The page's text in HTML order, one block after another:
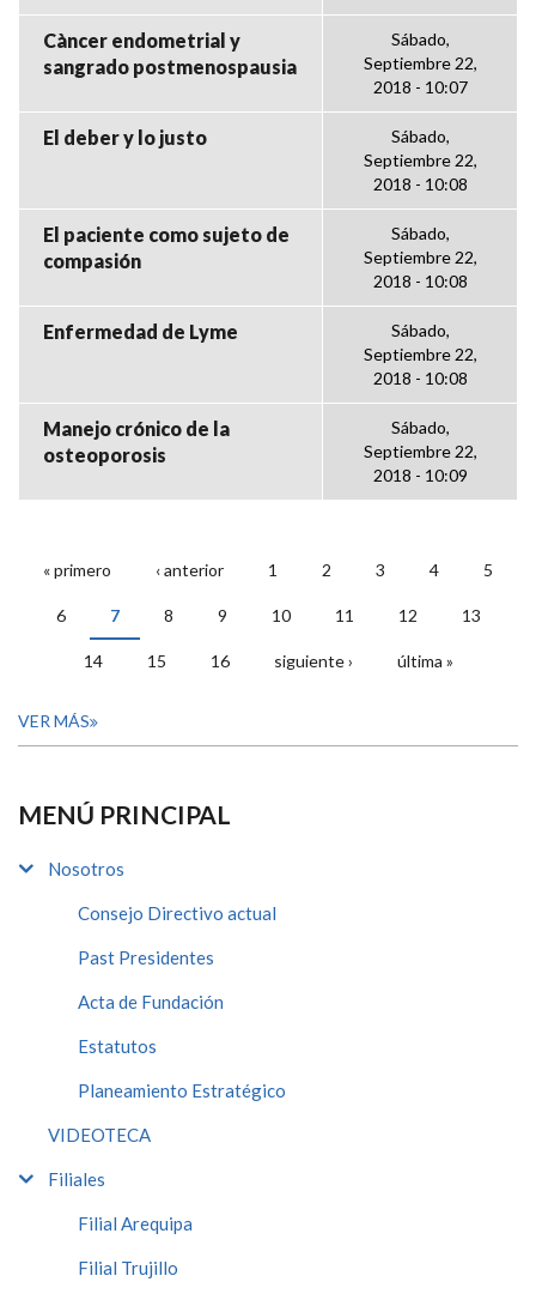
Càncer endometrial y
sangrado postmenospausia
Sábado,
Septiembre 22,
2018 - 10:07
El deber y lo justo
Sábado,
Septiembre 22,
2018 - 10:08
El paciente como sujeto de
compasión
Sábado,
Septiembre 22,
2018 - 10:08
Enfermedad de Lyme
Sábado,
Septiembre 22,
2018 - 10:08
Manejo crónico de la
osteoporosis
Sábado,
Septiembre 22,
2018 - 10:09
PÁGINAS
« primero ‹ anterior 1 2 3 4 5
6 7 8 9 10 11 12 13
14 15 16 siguiente › última »
VER MÁS
MENÚ PRINCIPAL
Nosotros
Consejo Directivo actual
Past Presidentes
Acta de Fundación
Estatutos
Planeamiento Estratégico
VIDEOTECA
Filiales
Filial Arequipa
Filial Trujillo